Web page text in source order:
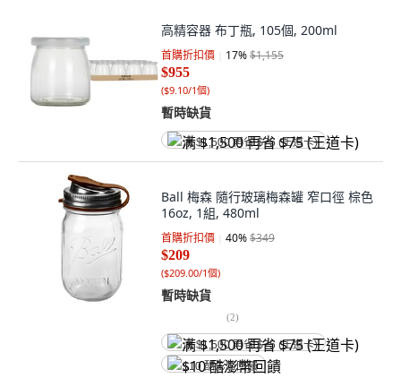
高精容器 布丁瓶, 105個, 200ml
首購折扣價 17%$1,155
$955
($9.10/1個)
暫時缺貨
满 $1,500 再省 $75 (王道卡)
Ball 梅森 隨行玻璃梅森罐 窄口徑 棕色
16oz, 1組, 480ml
首購折扣價 40%$349
$209
($209.00/1個)
暫時缺貨
(2)
满 $1,500 再省 $75 (王道卡)
$10 酷澎幣回饋